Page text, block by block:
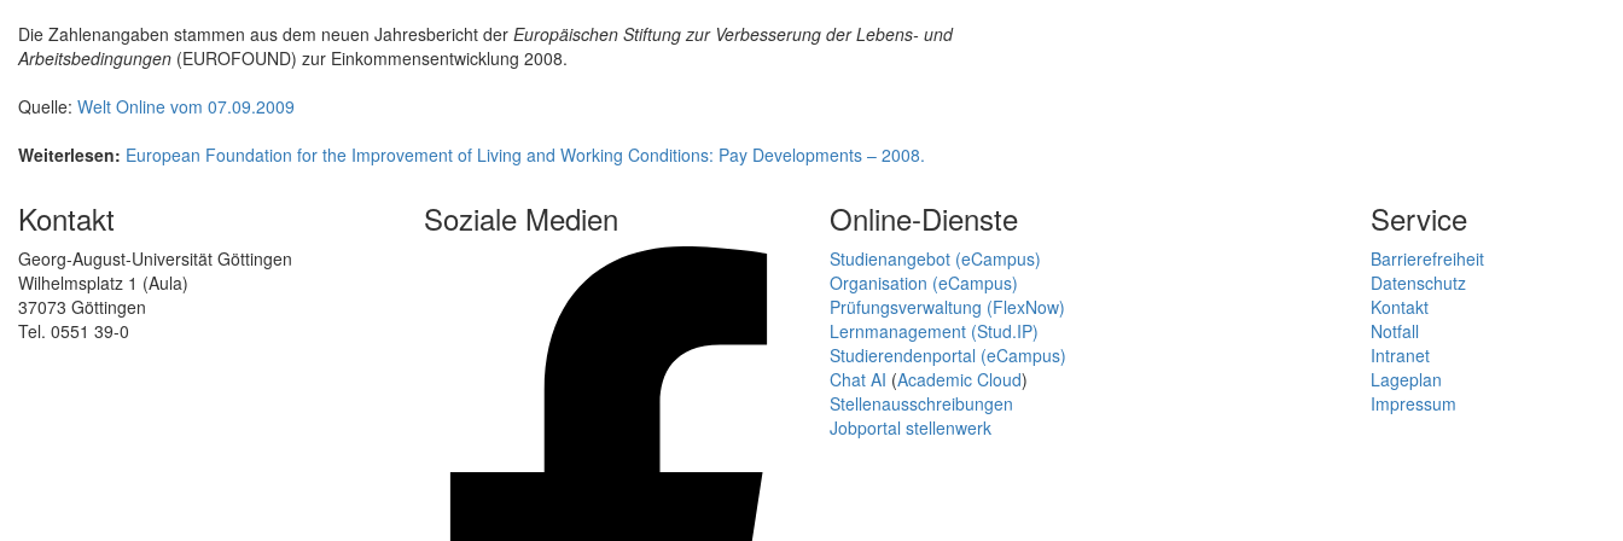
Die Zahlenangaben stammen aus dem neuen Jahresbericht der Europäischen Stiftung zur Verbesserung der Lebens- und
Arbeitsbedingungen (EUROFOUND) zur Einkommensentwicklung 2008.
Quelle: Welt Online vom 07.09.2009
Weiterlesen: European Foundation for the Improvement of Living and Working Conditions: Pay Developments – 2008.
Kontakt
Georg-August-Universität Göttingen
Wilhelmsplatz 1 (Aula)
37073 Göttingen
Tel. 0551 39-0
Soziale Medien Online-Dienste
Studienangebot (eCampus)
Organisation (eCampus)
Prüfungsverwaltung (FlexNow)
Lernmanagement (Stud.IP)
Studierendenportal (eCampus)
Chat AI (Academic Cloud)
Stellenausschreibungen
Jobportal stellenwerk
Service
Barrierefreiheit
Datenschutz
Kontakt
Notfall
Intranet
Lageplan
Impressum